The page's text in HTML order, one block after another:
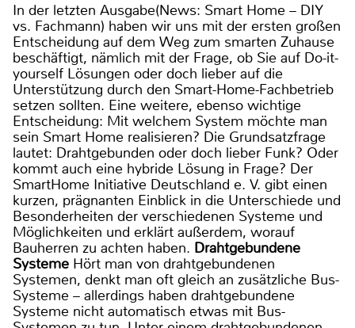
In der letzten Ausgabe(News: Smart Home – DIY
vs. Fachmann) haben wir uns mit der ersten großen
Entscheidung auf dem Weg zum smarten Zuhause
beschäftigt, nämlich mit der Frage, ob Sie auf Do-it-
yourself Lösungen oder doch lieber auf die
Unterstützung durch den Smart-Home-Fachbetrieb
setzen sollten. Eine weitere, ebenso wichtige
Entscheidung: Mit welchem System möchte man
sein Smart Home realisieren? Die Grundsatzfrage
lautet: Drahtgebunden oder doch lieber Funk? Oder
kommt auch eine hybride Lösung in Frage? Der
SmartHome Initiative Deutschland e. V. gibt einen
kurzen, prägnanten Einblick in die Unterschiede und
Besonderheiten der verschiedenen Systeme und
Möglichkeiten und erklärt außerdem, worauf
Bauherren zu achten haben. Drahtgebundene
Systeme Hört man von drahtgebundenen
Systemen, denkt man oft gleich an zusätzliche Bus-
Systeme – allerdings haben drahtgebundene
Systeme nicht automatisch etwas mit Bus-